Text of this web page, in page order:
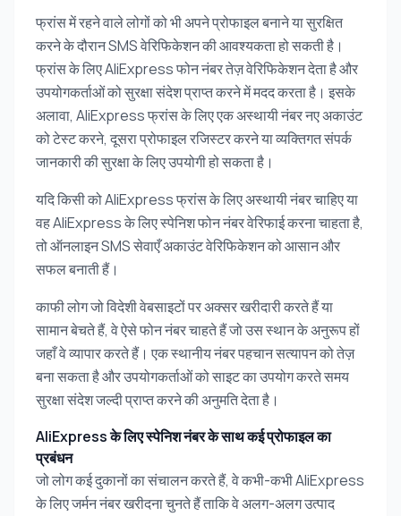
फ्रांस में रहने वाले लोगों को भी अपने प्रोफाइल बनाने या सुरक्षित
करने के दौरान SMS वेरिफिकेशन की आवश्यकता हो सकती है।
फ्रांस के लिए AliExpress फोन नंबर तेज़ वेरिफिकेशन देता है और
उपयोगकर्ताओं को सुरक्षा संदेश प्राप्त करने में मदद करता है। इसके
अलावा, AliExpress फ्रांस के लिए एक अस्थायी नंबर नए अकाउंट
को टेस्ट करने, दूसरा प्रोफाइल रजिस्टर करने या व्यक्तिगत संपर्क
जानकारी की सुरक्षा के लिए उपयोगी हो सकता है।
यदि किसी को AliExpress फ्रांस के लिए अस्थायी नंबर चाहिए या
वह AliExpress के लिए स्पेनिश फोन नंबर वेरिफाई करना चाहता है,
तो ऑनलाइन SMS सेवाएँ अकाउंट वेरिफिकेशन को आसान और
सफल बनाती हैं।
काफी लोग जो विदेशी वेबसाइटों पर अक्सर खरीदारी करते हैं या
सामान बेचते हैं, वे ऐसे फोन नंबर चाहते हैं जो उस स्थान के अनुरूप हों
जहाँ वे व्यापार करते हैं। एक स्थानीय नंबर पहचान सत्यापन को तेज़
बना सकता है और उपयोगकर्ताओं को साइट का उपयोग करते समय
सुरक्षा संदेश जल्दी प्राप्त करने की अनुमति देता है।
AliExpress के लिए स्पेनिश नंबर के साथ कई प्रोफाइल का
प्रबंधन
जो लोग कई दुकानों का संचालन करते हैं, वे कभी-कभी AliExpress
के लिए जर्मन नंबर खरीदना चुनते हैं ताकि वे अलग-अलग उत्पाद